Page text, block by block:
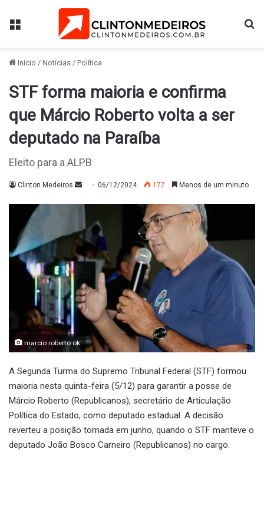
Menu
Início / Notícias / Política
STF forma maioria e confirma
que Márcio Roberto volta a ser
deputado na Paraíba
Eleito para a ALPB
Clinton Medeiros
Mande
mail
06/12/2024 177 Menos de um minuto
marcio roberto ok
A Segunda Turma do Supremo Tribunal Federal (STF) formou
maioria nesta quinta-feira (5/12) para garantir a posse de
Márcio Roberto (Republicanos), secretário de Articulação
Política do Estado, como deputado estadual. A decisão
reverteu a posição tomada em junho, quando o STF manteve o
deputado João Bosco Carneiro (Republicanos) no cargo.